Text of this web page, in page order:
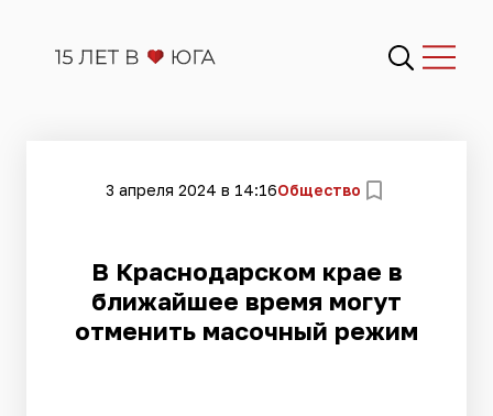
3 апреля 2024 в 14:16Общество
​В Краснодарском крае в
ближайшее время могут
отменить масочный режим